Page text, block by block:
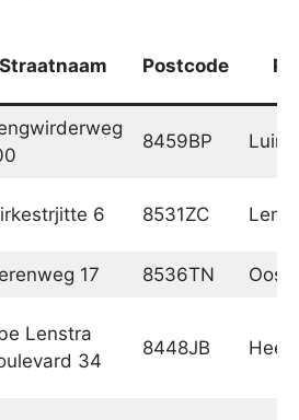
Straatnaam Postcode
8459BP
6 8531ZC
17 8536TN
Lenstra
34
8448JB